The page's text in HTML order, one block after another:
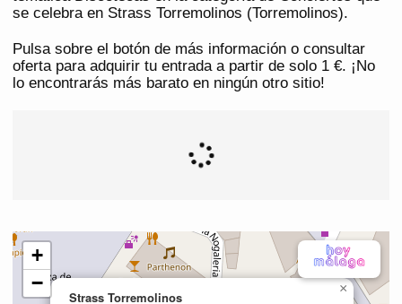
se celebra en Strass Torremolinos (Torremolinos).
Pulsa sobre el botón de más información o consultar
oferta para adquirir tu entrada a partir de solo 1 €. ¡No
lo encontrarás más barato en ningún otro sitio!